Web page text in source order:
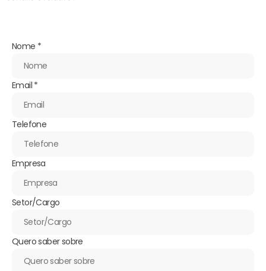
Nome *
Email *
Telefone
Empresa
Setor/Cargo
Quero saber sobre